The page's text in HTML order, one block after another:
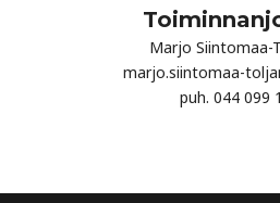
Marjo Siintomaa-
marjo.siintomaa-
puh. 044 099